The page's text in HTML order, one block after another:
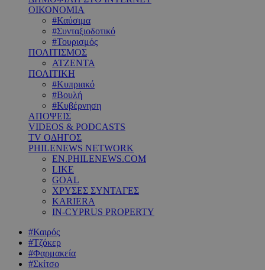
ΟΙΚΟΝΟΜΙΑ
#Καύσιμα
#Συνταξιοδοτικό
#Τουρισμός
ΠΟΛΙΤΙΣΜΟΣ
ΑΤΖΕΝΤΑ
ΠΟΛΙΤΙΚΗ
#Κυπριακό
#Βουλή
#Κυβέρνηση
ΑΠΟΨΕΙΣ
VIDEOS & PODCASTS
TV ΟΔΗΓΟΣ
PHILENEWS NETWORK
EN.PHILENEWS.COM
LIKE
GOAL
ΧΡΥΣΕΣ ΣΥΝΤΑΓΕΣ
KARIERA
IN-CYPRUS PROPERTY
#Καιρός
#Τζόκερ
#Φαρμακεία
#Σκίτσο